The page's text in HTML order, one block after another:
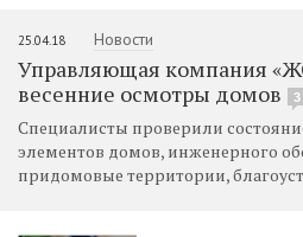
25.04.18 Новости
Управляющая компания
весенние осмотры домов
3
Специалисты проверили
элементов домов, инженерного
придомовые территории,